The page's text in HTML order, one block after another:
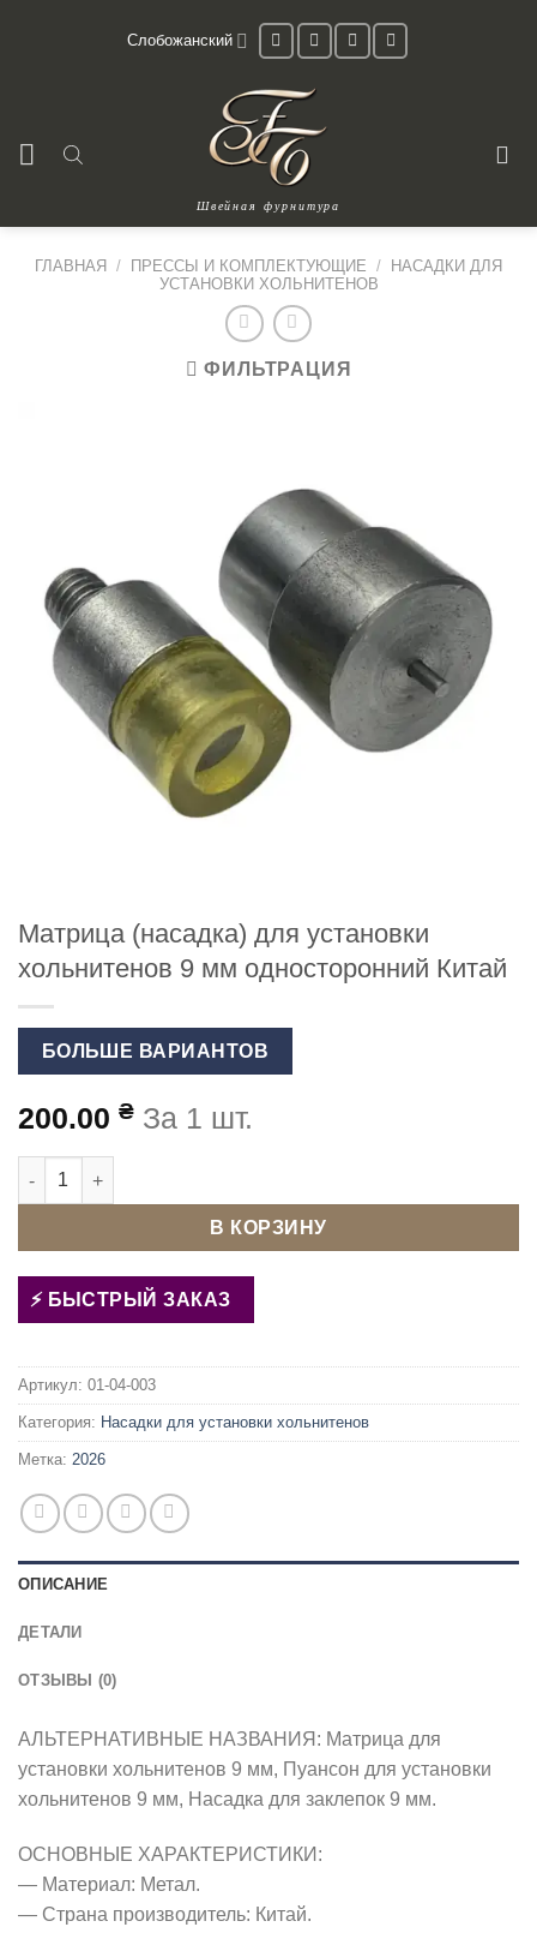
Слобожанский
Швейная фурнитура
ГЛАВНАЯ / ПРЕССЫ И КОМПЛЕКТУЮЩИЕ /
НАСАДКИ ДЛЯ
УСТАНОВКИ ХОЛЬНИТЕНОВ
ФИЛЬТРАЦИЯ
Матрица (насадка) для установки
хольнитенов 9 мм односторонний Китай
БОЛЬШЕ ВАРИАНТОВ
200.00 ₴ За 1 шт.
Количество товара Матрица (насадка) для установки
В КОРЗИНУ
БЫСТРЫЙ ЗАКАЗ
Артикул: 01-04-003
Категория: Насадки для установки хольнитенов
Метка: 2026
ОПИСАНИЕ
ДЕТАЛИ
ОТЗЫВЫ (0)
АЛЬТЕРНАТИВНЫЕ НАЗВАНИЯ: Матрица для
установки хольнитенов 9 мм, Пуансон для установки
хольнитенов 9 мм, Насадка для заклепок 9 мм.
ОСНОВНЫЕ ХАРАКТЕРИСТИКИ:
— Материал: Метал.
— Страна производитель: Китай.